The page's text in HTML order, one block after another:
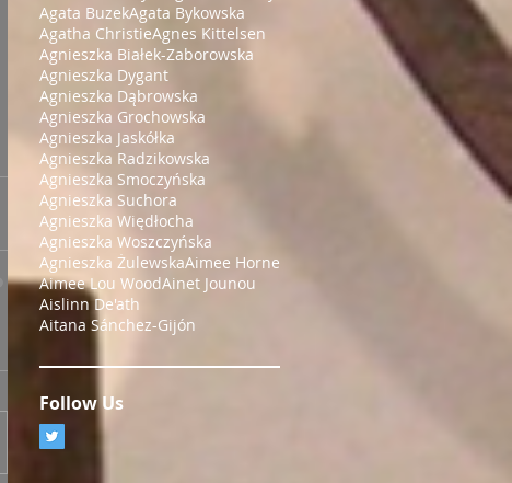
Agata BuzekAgata Bykowska
Agatha ChristieAgnes Kittelsen
Agnieszka Białek-Zaborowska
Agnieszka Dygant
Agnieszka Dąbrowska
Agnieszka Grochowska
Agnieszka Jaskółka
Agnieszka Radzikowska
Agnieszka Smoczyńska
Agnieszka Suchora
Agnieszka Więdłocha
Agnieszka Woszczyńska
Agnieszka ŻulewskaAimee Horne
Aimee Lou WoodAinet Jounou
Aislinn De'ath
Aitana Sánchez-Gijón
Follow Us